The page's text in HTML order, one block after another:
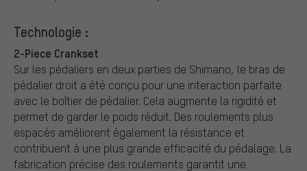
Technologie :
2-Piece Crankset
Sur les pédaliers en deux parties de Shimano, le bras de
pédalier droit a été conçu pour une interaction parfaite
avec le boîtier de pédalier. Cela augmente la rigidité et
permet de garder le poids réduit. Des roulements plus
espacés améliorent également la résistance et
contribuent à une plus grande efficacité du pédalage. La
fabrication précise des roulements garantit une